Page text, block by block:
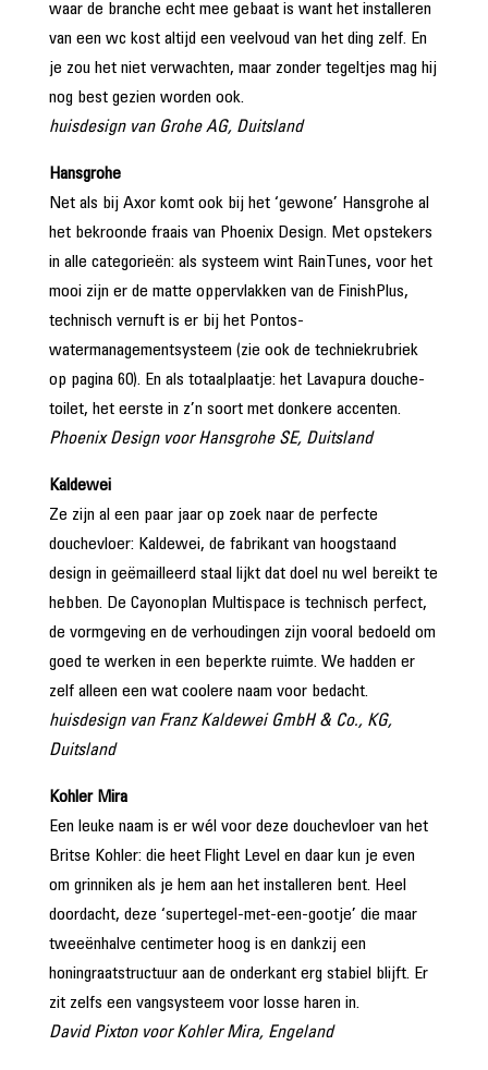
waar de branche echt mee gebaat is want het installeren
van een wc kost altijd een veelvoud van het ding zelf. En
je zou het niet verwachten, maar zonder tegeltjes mag hij
nog best gezien worden ook.
huisdesign van Grohe AG, Duitsland
Hansgrohe
Net als bij Axor komt ook bij het ‘gewone’ Hansgrohe al
het bekroonde fraais van Phoenix Design. Met opstekers
in alle categorieën: als systeem wint RainTunes, voor het
mooi zijn er de matte oppervlakken van de FinishPlus,
technisch vernuft is er bij het Pontos­
watermanagementsysteem (zie ook de techniekrubriek
op pagina 60). En als totaalplaatje: het Lavapura douche­
toilet, het eerste in z’n soort met donkere accenten.
Phoenix Design voor Hansgrohe SE, Duitsland
Kaldewei
Ze zijn al een paar jaar op zoek naar de perfecte
douchevloer: Kaldewei, de fabrikant van hoogstaand
design in geëmailleerd staal lijkt dat doel nu wel bereikt te
hebben. De Cayonoplan Multispace is technisch perfect,
de vormgeving en de verhoudingen zijn vooral bedoeld om
goed te werken in een beperkte ruimte. We hadden er
zelf alleen een wat coolere naam voor bedacht.
huisdesign van Franz Kaldewei GmbH & Co., KG,
Duitsland
Kohler Mira
Een leuke naam is er wél voor deze douchevloer van het
Britse Kohler: die heet Flight Level en daar kun je even
om grinniken als je hem aan het installeren bent. Heel
doordacht, deze ‘supertegel-met-een-gootje’ die maar
tweeënhalve centimeter hoog is en dankzij een
honingraatstructuur aan de onderkant erg stabiel blijft. Er
zit zelfs een vangsysteem voor losse haren in.
David Pixton voor Kohler Mira, Engeland